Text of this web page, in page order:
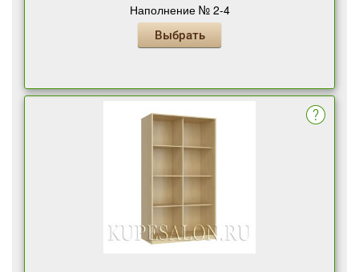
Наполнение № 2-4
Выбрать